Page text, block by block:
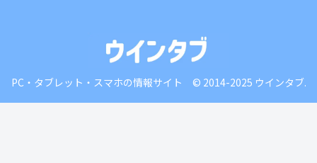
PC・タブレット・スマホの情報サイト © 2014-2025 ウインタブ.